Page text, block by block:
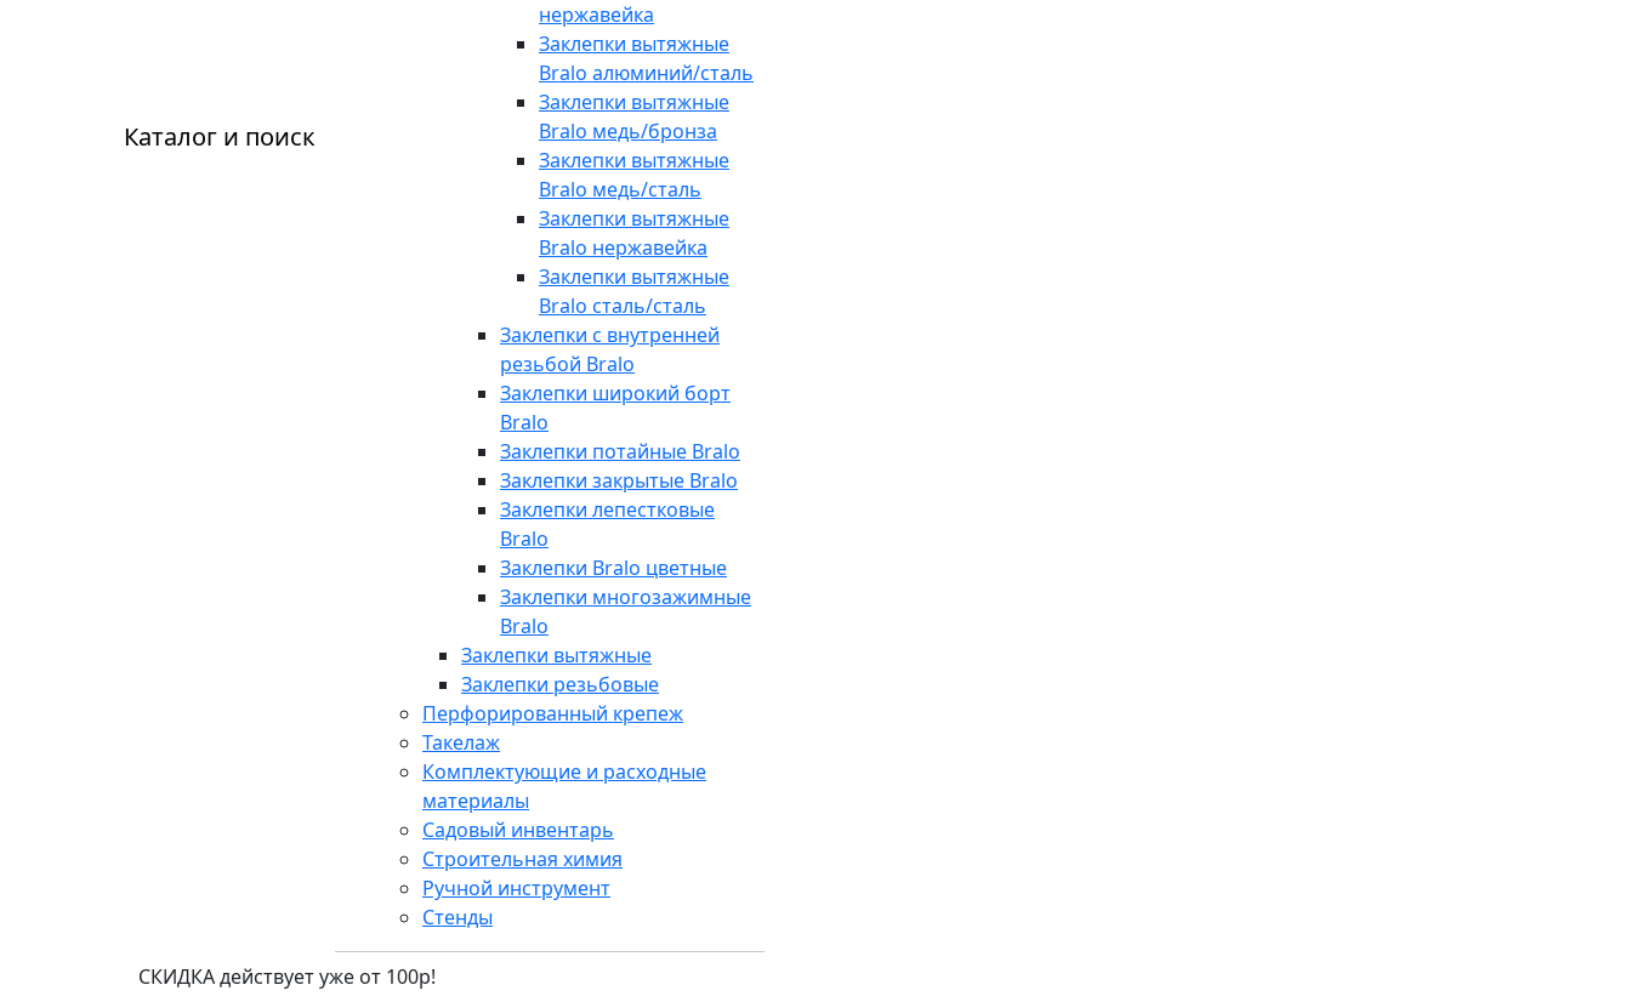
Каталог и поиск
нержавейка
Заклепки вытяжные
Bralo алюминий/сталь
Заклепки вытяжные
Bralo медь/бронза
Заклепки вытяжные
Bralo медь/сталь
Заклепки вытяжные
Bralo нержавейка
Заклепки вытяжные
Bralo сталь/сталь
Заклепки с внутренней
резьбой Bralo
Заклепки широкий борт
Bralo
Заклепки потайные Bralo
Заклепки закрытые Bralo
Заклепки лепестковые
Bralo
Заклепки Bralo цветные
Заклепки многозажимные
Bralo
Заклепки вытяжные
Заклепки резьбовые
Перфорированный крепеж
Такелаж
Комплектующие и расходные
материалы
Садовый инвентарь
Строительная химия
Ручной инструмент
Стенды
СКИДКА действует уже от 100р!